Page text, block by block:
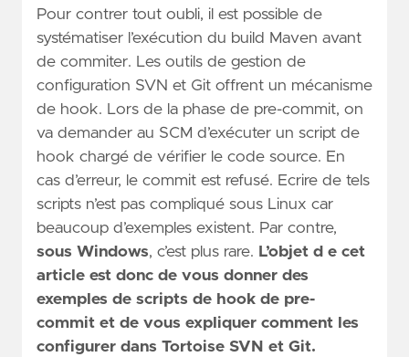
Pour contrer tout oubli, il est possible de
systématiser l’exécution du build Maven avant
de commiter. Les outils de gestion de
configuration SVN et Git offrent un mécanisme
de hook. Lors de la phase de pre-commit, on
va demander au SCM d’exécuter un script de
hook chargé de vérifier le code source. En
cas d’erreur, le commit est refusé. Ecrire de tels
scripts n’est pas compliqué sous Linux car
beaucoup d’exemples existent. Par contre,
sous Windows, c’est plus rare. L’objet d e cet
article est donc de vous donner des
exemples de scripts de hook de pre-
commit et de vous expliquer comment les
configurer dans Tortoise SVN et Git.